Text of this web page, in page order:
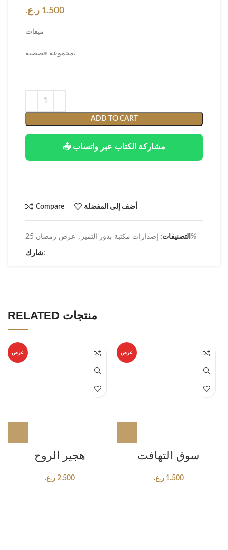
1.500 ر.ع.
ميقات
مجموعة قصصية.
ADD TO CART
📤 مشاركة الكتاب عبر واتساب
Compare أضف إلى المفضلة
التصنيفات: إصدارات مكتبة بذور التميز , عرض رمضان 25%
شارك:
RELATED منتجات
عرض
هجير الروح
2.500 ر.ع.
عرض
سوق التهافت
1.500 ر.ع.